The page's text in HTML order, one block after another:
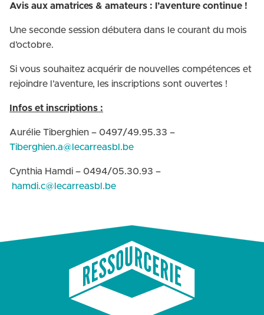
Avis aux amatrices & amateurs : l’aventure continue !
Une seconde session débutera dans le courant du mois
d’octobre.
Si vous souhaitez acquérir de nouvelles compétences et
rejoindre l’aventure, les inscriptions sont ouvertes !
Infos et inscriptions :
Aurélie Tiberghien – 0497/49.95.33 –
Tiberghien.a@lecarreasbl.be
Cynthia Hamdi – 0494/05.30.93 –
hamdi.c@lecarreasbl.be